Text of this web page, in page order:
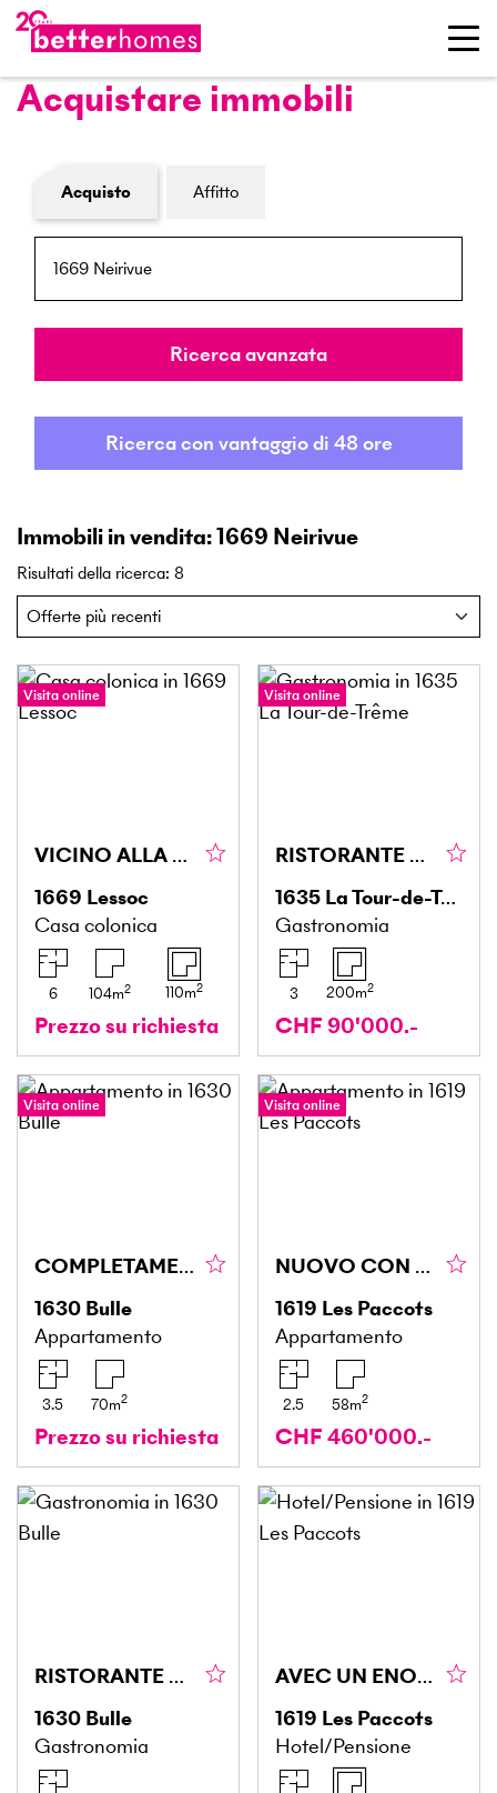
Acquistare immobili
Modulo di ricerca immobiliare
Acquisto Affitto
NPA / Località
Raggio
Ricerca avanzata
Ricerca con vantaggio di 48 ore
Immobili in vendita: 1669 Neirivue
Risultati della ricerca: 8
Visita online
VICINO ALLA NATURA E RECENTEMENTE RINNOVATO
1669 Lessoc
Casa colonica
6 104m2 110m2
Prezzo su richiesta
Visita online
RISTORANTE CALDO E SPAZIOSO
1635 La Tour-de-Trême
Gastronomia
3 200m2
CHF 90'000.-
Visita online
COMPLETAMENTE RINNOVATO
1630 Bulle
Appartamento
3.5 70m2
Prezzo su richiesta
Visita online
NUOVO CON ACCESSO ALLA PISCINA E AL GIARDINO
1619 Les Paccots
Appartamento
2.5 58m2
CHF 460'000.-
RISTORANTE ASIATICO NEL CUORE DI BULLE
1630 Bulle
Gastronomia
AVEC UN ENORME POTENTIEL, TRES BIEN SITUE, SPACIEUX
1619 Les Paccots
Hotel/Pensione